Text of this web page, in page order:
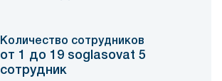
Количество сотрудников
от 1 до 19 soglasovat 5
сотрудник